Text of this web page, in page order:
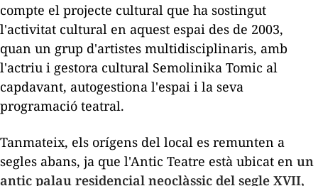
compte el projecte cultural que ha sostingut
l'activitat cultural en aquest espai des de 2003,
quan un grup d'artistes multidisciplinaris, amb
l'actriu i gestora cultural Semolinika Tomic al
capdavant, autogestiona l'espai i la seva
programació teatral.
Tanmateix, els orígens del local es remunten a
segles abans, ja que l'Antic Teatre està ubicat en un
antic palau residencial neoclàssic del segle XVII,